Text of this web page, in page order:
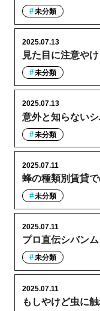
未分類
見た目に注意や
2025.07.13
未分類
意外と知らない
2025.07.13
未分類
蜂の種類別賃貸
2025.07.11
未分類
プロ直伝シバン
2025.07.11
未分類
もしやけど虫に
2025.07.11